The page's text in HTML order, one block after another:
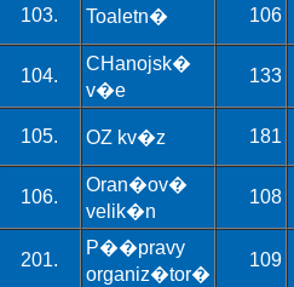
103. Toaletn� 106
104.
CHanojsk�
v�e
133
105. OZ kv�z 181
106.
Oran�ov�
velik�n
108
201.
P��pravy
organiz�tor�
109